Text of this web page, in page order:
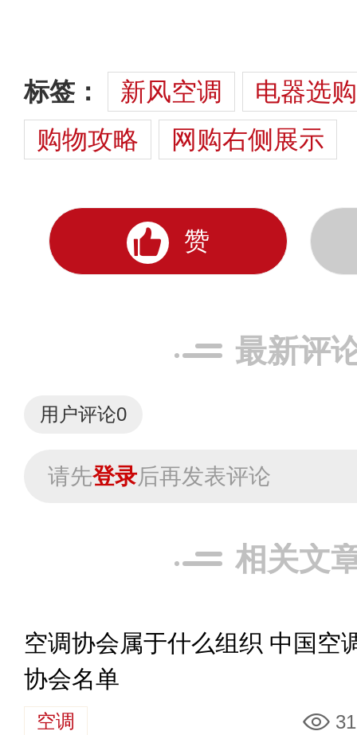
标签： 新风空调
电器选购
购物攻略
网购右侧展示
赞
最新评
用户评论0
请先登录后再发表评论
相关文
空调协会属于什么组织 中国空
协会名单
空调